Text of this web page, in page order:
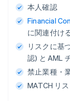
本人確認
Financial
に関連付け
リスクに基
認) と AML
禁止業種・
MATCH リ